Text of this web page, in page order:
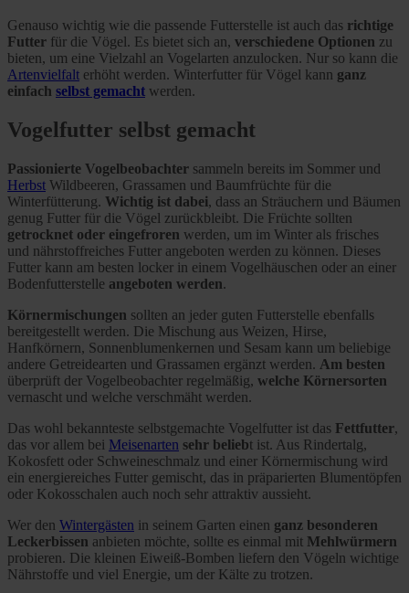
Genauso wichtig wie die passende Futterstelle ist auch das richtige
Futter für die Vögel. Es bietet sich an, verschiedene Optionen zu
bieten, um eine Vielzahl an Vogelarten anzulocken. Nur so kann die
Artenvielfalt erhöht werden. Winterfutter für Vögel kann ganz
einfach selbst gemacht werden.
Vogelfutter selbst gemacht
Passionierte Vogelbeobachter sammeln bereits im Sommer und
Herbst Wildbeeren, Grassamen und Baumfrüchte für die
Winterfütterung. Wichtig ist dabei, dass an Sträuchern und Bäumen
genug Futter für die Vögel zurückbleibt. Die Früchte sollten
getrocknet oder eingefroren werden, um im Winter als frisches
und nährstoffreiches Futter angeboten werden zu können. Dieses
Futter kann am besten locker in einem Vogelhäuschen oder an einer
Bodenfutterstelle angeboten werden.
Körnermischungen sollten an jeder guten Futterstelle ebenfalls
bereitgestellt werden. Die Mischung aus Weizen, Hirse,
Hanfkörnern, Sonnenblumenkernen und Sesam kann um beliebige
andere Getreidearten und Grassamen ergänzt werden. Am besten
überprüft der Vogelbeobachter regelmäßig, welche Körnersorten
vernascht und welche verschmäht werden.
Das wohl bekannteste selbstgemachte Vogelfutter ist das Fettfutter,
das vor allem bei Meisenarten sehr beliebt ist. Aus Rindertalg,
Kokosfett oder Schweineschmalz und einer Körnermischung wird
ein energiereiches Futter gemischt, das in präparierten Blumentöpfen
oder Kokosschalen auch noch sehr attraktiv aussieht.
Wer den Wintergästen in seinem Garten einen ganz besonderen
Leckerbissen anbieten möchte, sollte es einmal mit Mehlwürmern
probieren. Die kleinen Eiweiß-Bomben liefern den Vögeln wichtige
Nährstoffe und viel Energie, um der Kälte zu trotzen.